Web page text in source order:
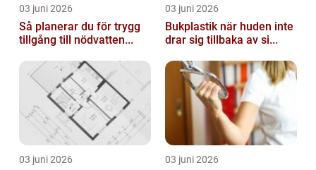
03 juni 2026
Så planerar du för trygg
tillgång till nödvatten...
03 juni 2026
Bukplastik när huden inte
drar sig tillbaka av si...
03 juni 2026 03 juni 2026